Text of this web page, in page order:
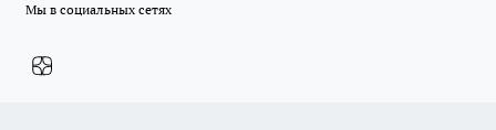
Мы в социальных сетях